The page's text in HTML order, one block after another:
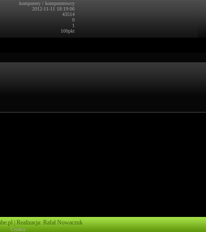
komputery / komputerowcy
2012-11-11 18:19:06
43514
0
1
100pkt
| Realizacja: Rafał Nowaczuk
Croatia